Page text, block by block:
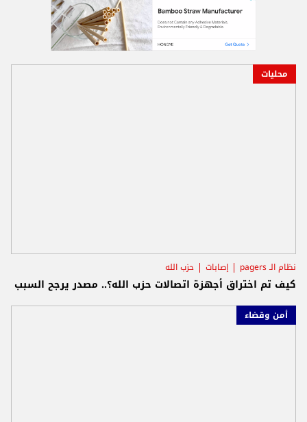
محليات
نظام الـ pagers إصابات حزب الله
كيف تم اختراق أجهزة اتصالات حزب الله؟.. مصدر يرجح السبب
أمن وقضاء